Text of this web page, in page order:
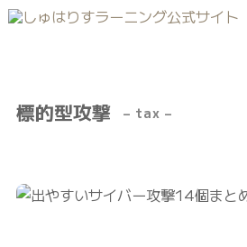
標的型攻撃 – tax –